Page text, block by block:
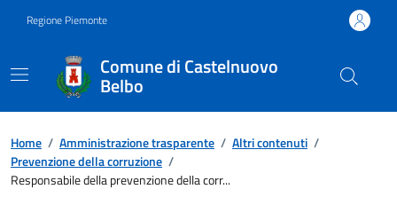
Regione Piemonte
Comune di Castelnuovo
Belbo
Home / Amministrazione trasparente / Altri contenuti /
Prevenzione della corruzione /
Responsabile della prevenzione della corr...